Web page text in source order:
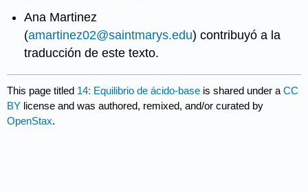
Ana Martinez
(amartinez02@saintmarys.edu) contribuyó a la
traducción de este texto.
This page titled 14: Equilibrio de ácido-base is shared under aCC
BY license and was authored, remixed, and/or curated by
OpenStax.